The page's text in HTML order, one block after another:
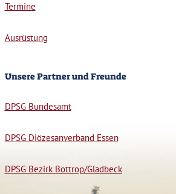
Termine
Ausrüstung
Unsere Partner und Freunde
DPSG Bundesamt
DPSG Diözesanverband Essen
DPSG Bezirk Bottrop/Gladbeck